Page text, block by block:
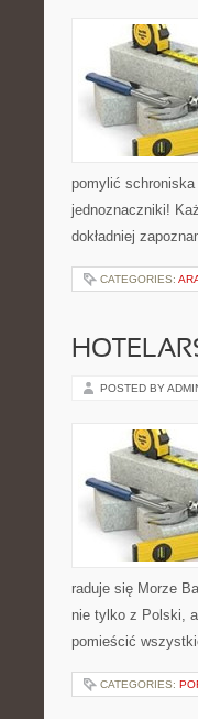
pomylić
jednoznaczniki!
dokładniej
CATEGORIES:
POSTED BY
raduje się Morze
nie tylko z Polski,
pomieścić
CATEGORIES: